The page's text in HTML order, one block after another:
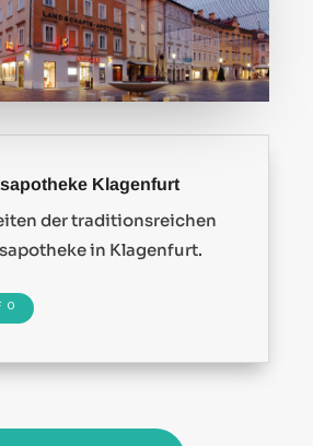
Klagenfurt
der traditionsreichen
in Klagenfurt.